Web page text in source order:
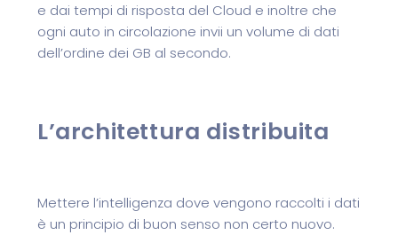
e dai tempi di risposta del Cloud e inoltre che
ogni auto in circolazione invii un volume di dati
dell’ordine dei GB al secondo.
L’architettura distribuita
Mettere l’intelligenza dove vengono raccolti i dati
è un principio di buon senso non certo nuovo.